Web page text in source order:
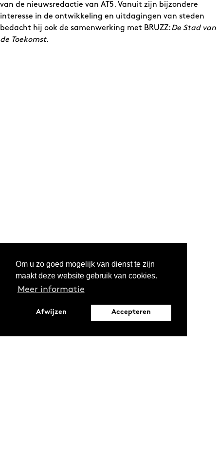
Om u zo goed mogelijk van dienst te zijn
maakt deze website gebruik van cookies.
Meer informatie
Afwijzen Accepteren
van de nieuwsredactie van AT5. Vanuit zijn bijzondere
interesse in de ontwikkeling en uitdagingen van steden
bedacht hij ook de samenwerking met BRUZZ: De Stad van
de Toekomst.